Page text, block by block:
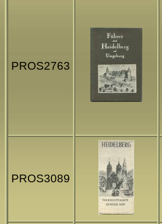
PROS2763
PROS3089